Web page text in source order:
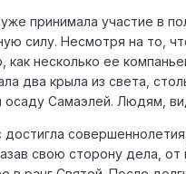
принимала участие в
силу. Несмотря на то,
несколько ее
два крыла из света,
Самаэлей. Людям,
достигла
свою сторону дела,